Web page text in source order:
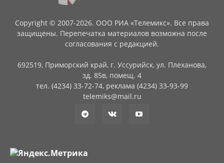
Copyright © 2007-2026. ООО РИА «Телемикс». Все права
защищены. Перепечатка материалов возможна после
согласования с редакцией.
692519, Приморский край, г. Уссурийск, ул. Плеханова,
зд. 85в, помещ. 4
тел. (4234) 33-72-74, реклама (4234) 33-93-99
telemiks@mail.ru